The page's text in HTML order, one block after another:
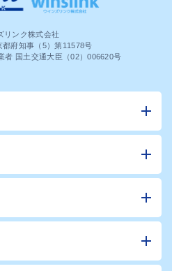
リンク株式会社
都府知事（5）第11578号
者 国土交通大臣（02）006620号